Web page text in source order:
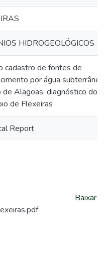
HIDROGEOLÓGICOS
cadastro de fontes de
por água subterrânea
Alagoas: diagnóstico do
de Flexeiras
Report
Baixar